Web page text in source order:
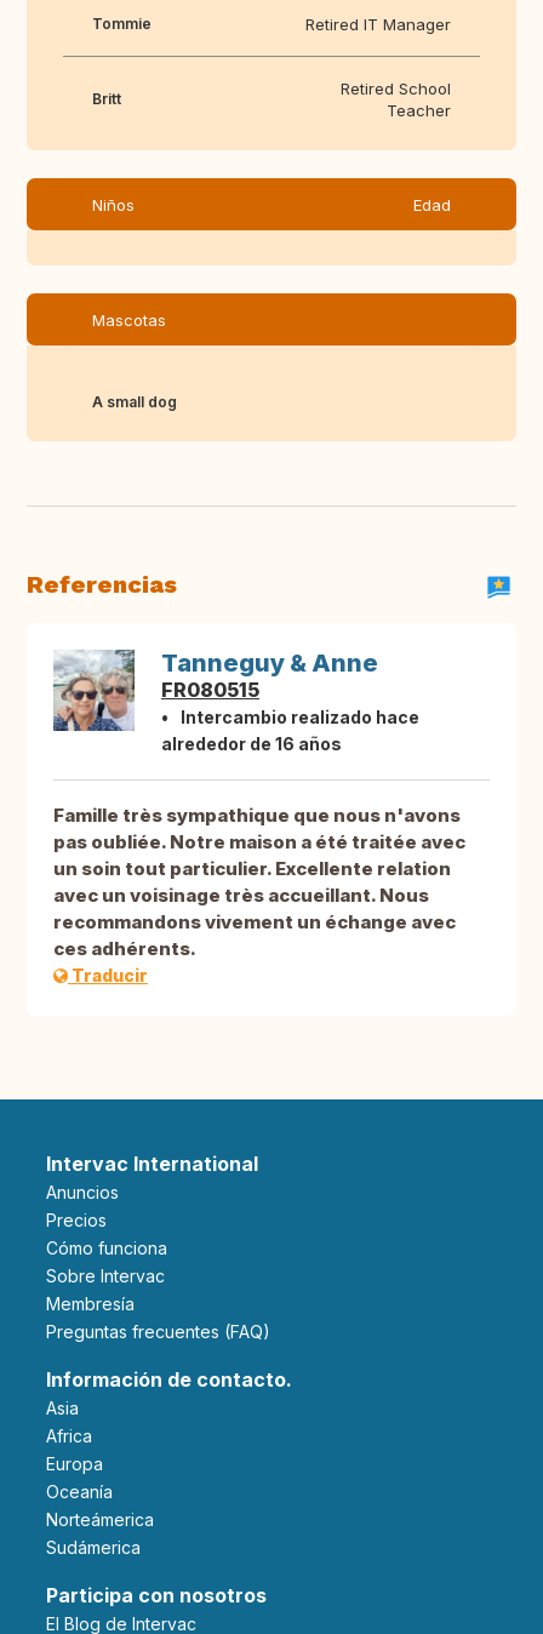
Tommie Retired IT Manager
Britt
Retired School
Teacher
Niños Edad
Mascotas
A small dog
Referencias
Tanneguy & Anne
FR080515
Intercambio realizado hace
alrededor de 16 años
Famille très sympathique que nous n'avons
pas oubliée. Notre maison a été traitée avec
un soin tout particulier. Excellente relation
avec un voisinage très accueillant. Nous
recommandons vivement un échange avec
ces adhérents.
Traducir
Intervac International
Anuncios
Precios
Cómo funciona
Sobre Intervac
Membresía
Preguntas frecuentes (FAQ)
Información de contacto.
Asia
Africa
Europa
Oceanía
Norteámerica
Sudámerica
Participa con nosotros
El Blog de Intervac